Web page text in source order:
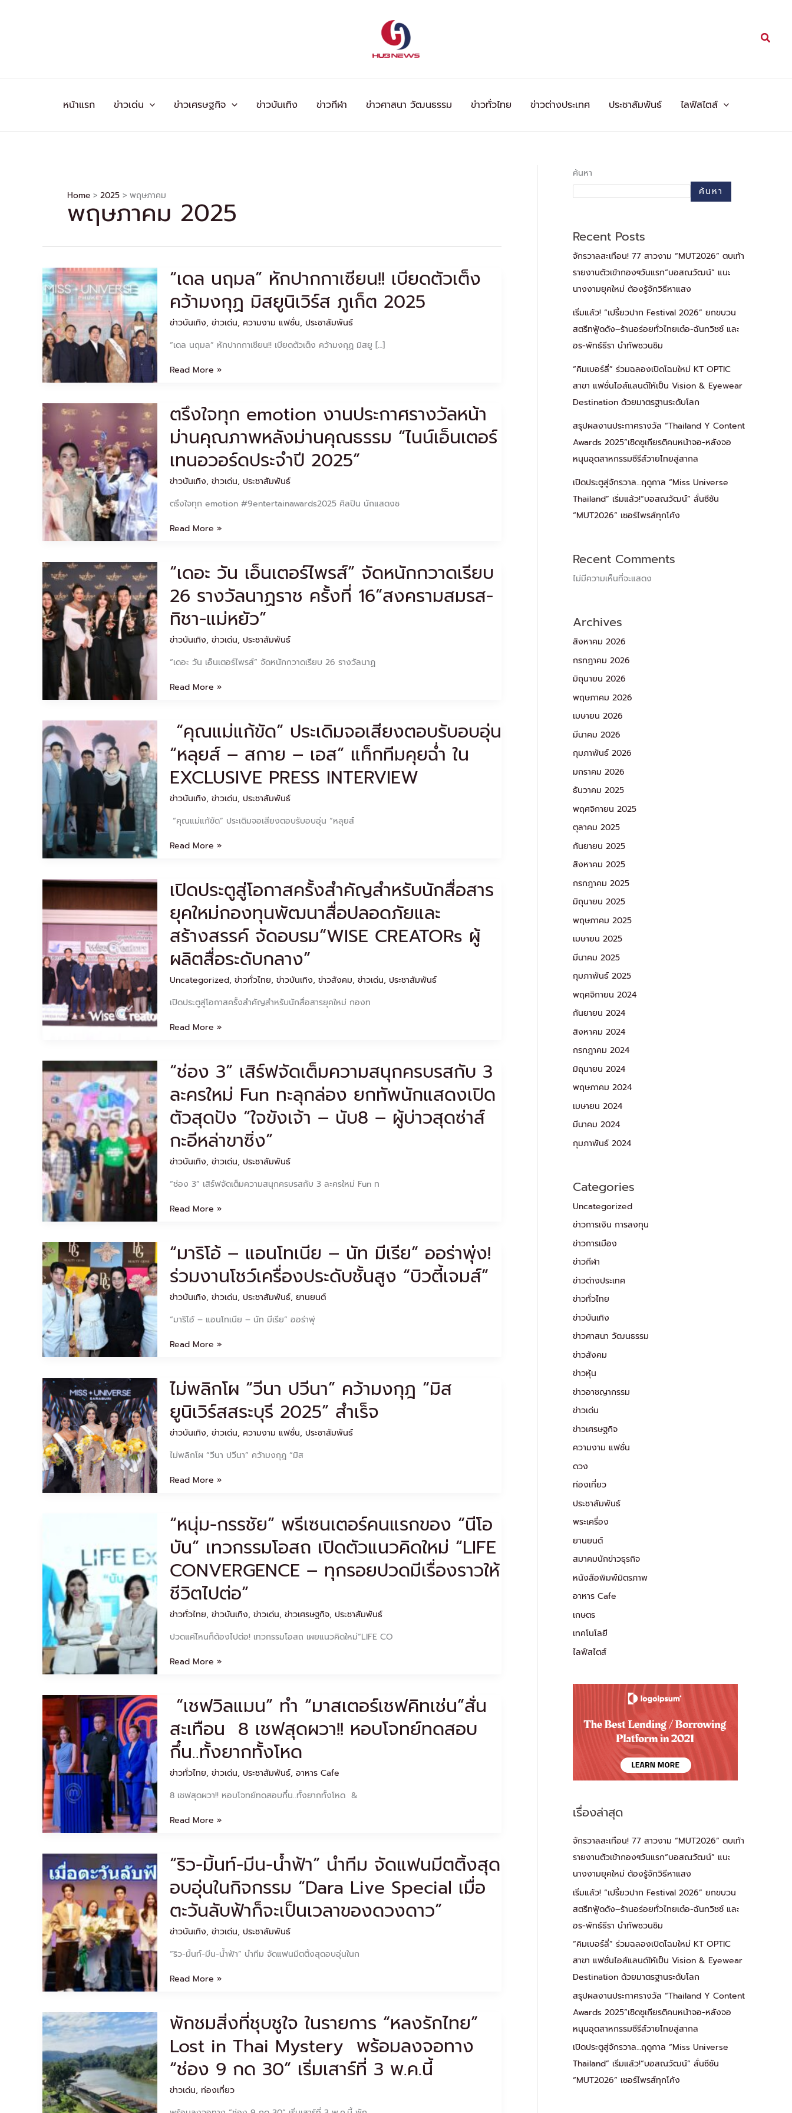
หน้าแรก ข่าวเด่น ข่าวเศรษฐกิจ ข่าวบันเทิง ข่าวกีฬา ข่าวศาสนา วัฒนธรรม ข่าวทั่วไทย ข่าวต่างประเทศ ประชาสัมพันธ์ ไลฟ์สไตส์
Home 2025 พฤษภาคม
พฤษภาคม 2025
“เดล นฤมล” หักปากกาเซียน!! เบียดตัวเต็ง
คว้ามงกุฏ มิสยูนิเวิร์ส ภูเก็ต 2025
ข่าวบันเทิง, ข่าวเด่น, ความงาม แฟชั่น, ประชาสัมพันธ์
“เดล นฤมล” หักปากกาเซียน!! เบียดตัวเต็ง คว้ามงกุฏ มิสยู […]
“เดล
นฤมล”
หัก
ปากกา
เซียน!!
ตัว
คว้า
มิส
ยูนิเวิร์ส
ภูเก็ต
2025
Read More »
ตรึงใจทุก emotion งานประกาศรางวัลหน้า
ม่านคุณภาพหลังม่านคุณธรรม “ไนน์เอ็นเตอร์
เทนอวอร์ดประจำปี 2025”
ข่าวบันเทิง, ข่าวเด่น, ประชาสัมพันธ์
ตรึงใจทุก emotion #9entertainawards2025 ศิลปิน นักแสดงช
ตรึง
ใจ
ทุก
emotion
งาน
รางวัล
ม่าน
หลัง
“ไนน์
เอ็น
เตอร์
นอ
ประจำ
ปี
2025”
Read More »
“เดอะ วัน เอ็นเตอร์ไพรส์” จัดหนักกวาดเรียบ
26 รางวัลนาฏราช ครั้งที่ 16“สงครามสมรส-
ทิชา-แม่หยัว”
ข่าวบันเทิง, ข่าวเด่น, ประชาสัมพันธ์
“เดอะ วัน เอ็นเตอร์ไพรส์” จัดหนักกวาดเรียบ 26 รางวัลนาฏ
“เดอะ
วัน
เอ็น
เตอร์
ไพรส์”
หนัก
เรียบ
รางวัล
ครั้ง
16“สงคราม
ทิชา-
หยัว”
Read More »
“คุณแม่แก้ขัด” ประเดิมจอเสียงตอบรับอบอุ่น
“หลุยส์ – สกาย – เอส” แท็กทีมคุยฉ่ำ ใน
EXCLUSIVE PRESS INTERVIEW
ข่าวบันเทิง, ข่าวเด่น, ประชาสัมพันธ์
“คุณแม่แก้ขัด” ประเดิมจอเสียงตอบรับอบอุ่น “หลุยส์
“คุณ
แก้ขัด”
ประเดิม
จอ
ตอบ
อบอุ่น
–
เอส”
แท็ก
ทีม
คุย
ฉ่ำ
EXCLUSIVE
INTERVIEW
Read More »
เปิดประตูสู่โอกาสครั้งสำคัญสำหรับนักสื่อสาร
ยุคใหม่กองทุนพัฒนาสื่อปลอดภัยและ
สร้างสรรค์ จัดอบรม“WISE CREATORs ผู้
ผลิตสื่อระดับกลาง”
Uncategorized, ข่าวทั่วไทย, ข่าวบันเทิง, ข่าวสังคม, ข่าวเด่น, ประชาสัมพันธ์
เปิดประตูสู่โอกาสครั้งสำคัญสำหรับนักสื่อสารยุคใหม่ กองท
เปิด
ประตู
สู่
โอกาส
ครั้ง
สำหรับ
สื่อสาร
ใหม่
พัฒนา
และ
จัด
อบรม“WISE
CREATORs
ผลิต
สื่อ
กลาง”
Read More »
“ช่อง 3” เสิร์ฟจัดเต็มความสนุกครบรสกับ 3
ละครใหม่ Fun ทะลุกล่อง ยกทัพนักแสดงเปิด
ตัวสุดปัง “ใจขังเจ้า – นับ8 – ผู้บ่าวสุดซ่าส์
กะอีหล่าขาซิ่ง”
ข่าวบันเทิง, ข่าวเด่น, ประชาสัมพันธ์
“ช่อง 3” เสิร์ฟจัดเต็มความสนุกครบรสกับ 3 ละครใหม่ Fun ท
“ช่อง
เสิร์ฟ
จัด
เต็ม
สนุก
รส
กับ
ใหม่
กล่อง
ทัพ
แสดง
เปิด
ตัว
สุด
ปัง
เจ้า
นับ8
ผู้
บ่าว
ซ่า
หล่า
ขา
ซิ่ง”
Read More »
“มาริโอ้ – แอนโทเนีย – นัท มีเรีย” ออร่าพุ่ง!
ร่วมงานโชว์เครื่องประดับชั้นสูง “บิวตี้เจมส์”
ข่าวบันเทิง, ข่าวเด่น, ประชาสัมพันธ์, ยานยนต์
“มาริโอ้ – แอนโทเนีย – นัท มีเรีย” ออร่าพุ่
“มาริ
–
แอ
น
เนีย
นัท
ออ
ร่า
พุ่ง!
ร่วม
งาน
เครื่อง
ชั้น
เจมส์”
Read More »
ไม่พลิกโผ “วีนา ปวีนา” คว้ามงกุฎ “มิส
ยูนิเวิร์สสระบุรี 2025” สำเร็จ
ข่าวบันเทิง, ข่าวเด่น, ความงาม แฟชั่น, ประชาสัมพันธ์
ไม่พลิกโผ “วีนา ปวีนา” คว้ามงกุฎ “มิส
ไม่
พลิก
โผ
“วีนา
ป
คว้า
“มิส
2025”
สำเร็จ
Read More »
“หนุ่ม-กรรชัย” พรีเซนเตอร์คนแรกของ “นีโอ
บัน” เทวกรรมโอสถ เปิดตัวแนวคิดใหม่ “LIFE
CONVERGENCE – ทุกรอยปวดมีเรื่องราวให้
ชีวิตไปต่อ”
ข่าวทั่วไทย, ข่าวบันเทิง, ข่าวเด่น, ข่าวเศรษฐกิจ, ประชาสัมพันธ์
ปวดแค่ไหนก็ต้องไปต่อ! เทวกรรมโอสถ เผยแนวคิดใหม่“LIFE CO
“หนุ่ม-
กรร
ชัย”
พรี
เซนเตอร์
แรก
“นี
บัน”
กรรม
ตัว
ใหม่
“LIFE
CONVERGENCE
–
ทุก
รอย
มี
ชีวิต
ต่อ”
Read More »
“เชฟวิลแมน” ทำ “มาสเตอร์เชฟคิทเช่น”สั่น
สะเทือน 8 เชฟสุดผวา!! หอบโจทย์ทดสอบ
กึ๋น..ทั้งยากทั้งโหด
ข่าวทั่วไทย, ข่าวเด่น, ประชาสัมพันธ์, อาหาร Cafe
8 เชฟสุดผวา!! หอบโจทย์ทดสอบกึ๋น..ทั้งยากทั้งโหด &
“เชฟ
แมน”
ทำ
“มาส
อร์
คิท
สะเทือน
สุด
ผวา!!
หอบ
ทดสอบ
ยาก
ทั้ง
โหด
Read More »
“ริว-มิ้นท์-มีน-น้ำฟ้า” นำทีม จัดแฟนมีตติ้งสุด
อบอุ่นในกิจกรรม “Dara Live Special เมื่อ
ตะวันลับฟ้าก็จะเป็นเวลาของดวงดาว”
ข่าวบันเทิง, ข่าวเด่น, ประชาสัมพันธ์
“ริว-มิ้นท์-มีน-น้ำฟ้า” นำทีม จัดแฟนมีตติ้งสุดอบอุ่นในก
“ริว-
นท์-
มีน-
น้ำ
ฟ้า”
นำ
จัด
มี
สุด
อบอุ่น
“Dara
Special
เมื่อ
Read More »
พักชมสิ่งที่ชุบชูใจ ในรายการ “หลงรักไทย”
Lost in Thai Mystery พร้อมลงจอทาง
“ช่อง 9 กด 30” เริ่มเสาร์ที่ 3 พ.ค.นี้
ข่าวเด่น, ท่องเที่ยว
พัก
ชม
สิ่ง
ที่
ชุบชู
ใน
ค้นหา
ค้นหา
Recent Posts
จักรวาลสะเทือน! 77 สาวงาม “MUT2026” ตบเท้า
รายงานตัวเข้ากองฯวันแรก“บอสณวัฒน์” แนะ
นางงามยุคใหม่ ต้องรู้จักวิธีหาแสง
เริ่มแล้ว! “เปรี้ยวปาก Festival 2026” ยกขบวน
สตรีทฟู้ดดัง–ร้านอร่อยทั่วไทยเต๋อ-ฉันทวิชช์ และ
อร-พัทธ์ธีรา นำทัพชวนชิม
“คิมเบอร์ลี่” ร่วมฉลองเปิดโฉมใหม่ KT OPTIC
สาขา แฟชั่นไอส์แลนด์ให้เป็น Vision & Eyewear
Destination ด้วยมาตรฐานระดับโลก
สรุปผลงานประกาศรางวัล “Thailand Y Content
Awards 2025”เชิดชูเกียรติคนหน้าจอ-หลังจอ
หนุนอุตสาหกรรมซีรีส์วายไทยสู่สากล
เปิดประตูสู่จักรวาล…ฤดูกาล “Miss Universe
Thailand” เริ่มแล้ว!“บอสณวัฒน์” ลั่นซีซัน
“MUT2026” เซอร์ไพรส์ทุกโค้ง
Recent Comments
ไม่มีความเห็นที่จะแสดง
Archives
สิงหาคม 2026
กรกฎาคม 2026
มิถุนายน 2026
พฤษภาคม 2026
เมษายน 2026
มีนาคม 2026
กุมภาพันธ์ 2026
มกราคม 2026
ธันวาคม 2025
พฤศจิกายน 2025
ตุลาคม 2025
กันยายน 2025
สิงหาคม 2025
กรกฎาคม 2025
มิถุนายน 2025
พฤษภาคม 2025
เมษายน 2025
มีนาคม 2025
กุมภาพันธ์ 2025
พฤศจิกายน 2024
กันยายน 2024
สิงหาคม 2024
กรกฎาคม 2024
มิถุนายน 2024
พฤษภาคม 2024
เมษายน 2024
มีนาคม 2024
กุมภาพันธ์ 2024
Categories
Uncategorized
ข่าวการเงิน การลงทุน
ข่าวการเมือง
ข่าวกีฬา
ข่าวต่างประเทศ
ข่าวทั่วไทย
ข่าวบันเทิง
ข่าวศาสนา วัฒนธรรม
ข่าวสังคม
ข่าวหุ้น
ข่าวอาชญากรรม
ข่าวเด่น
ข่าวเศรษฐกิจ
ความงาม แฟชั่น
ดวง
ท่องเที่ยว
ประชาสัมพันธ์
พระเครื่อง
ยานยนต์
สมาคมนักข่าวธุรกิจ
หนังสือพิมพ์มิตรภาพ
อาหาร Cafe
เกษตร
เทคโนโลยี
ไลฟ์สไตส์
เรื่องล่าสุด
จักรวาลสะเทือน! 77 สาวงาม “MUT2026” ตบเท้า
รายงานตัวเข้ากองฯวันแรก“บอสณวัฒน์” แนะ
นางงามยุคใหม่ ต้องรู้จักวิธีหาแสง
เริ่มแล้ว! “เปรี้ยวปาก Festival 2026” ยกขบวน
สตรีทฟู้ดดัง–ร้านอร่อยทั่วไทยเต๋อ-ฉันทวิชช์ และ
อร-พัทธ์ธีรา นำทัพชวนชิม
“คิมเบอร์ลี่” ร่วมฉลองเปิดโฉมใหม่ KT OPTIC
สาขา แฟชั่นไอส์แลนด์ให้เป็น Vision & Eyewear
Destination ด้วยมาตรฐานระดับโลก
สรุปผลงานประกาศรางวัล “Thailand Y Content
Awards 2025”เชิดชูเกียรติคนหน้าจอ-หลังจอ
หนุนอุตสาหกรรมซีรีส์วายไทยสู่สากล
เปิดประตูสู่จักรวาล…ฤดูกาล “Miss Universe
Thailand” เริ่มแล้ว!“บอสณวัฒน์” ลั่นซีซัน
“MUT2026” เซอร์ไพรส์ทุกโค้ง